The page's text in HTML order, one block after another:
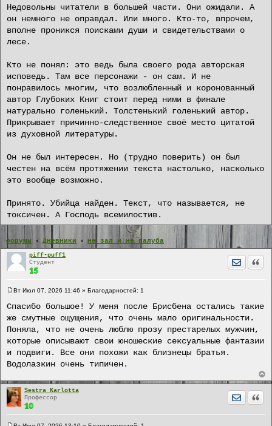
Недовольны читатели в большей части. Они ожидали. А
он немного не оправдал. Или много. Кто-то, впрочем,
вполне проникся поисками души и свидетельствами о
лесе.
Кто не понял: это ведь была своего рода авторская
исповедь. Там все персонажи - он сам. И не
понравилось многим, что возлюбленный и коронованный
автор Глубоких Книг стоит перед ними в финале
натурально голенький. Толстенький голенький автор.
Прикрывает причинно-следственное своё место цитатой
из духовной литературы.
Он не был интересен. Но (трудно поверить) он был
честен на всём протяжении текста настолько, насколько
это вообще возможно.
Принято. Убийца найден. Текст, что называется, не
токсичен. А Господь всемилостив.
Форумы Дневники не зал и не палуба
piff-puff1
Студент
о
б
е
н
Вт Июл 07, 2026 11:46 » Благодарностей: 1
Спасибо большое! У меня после Брисбена остались такие
же смутные ощущения, что очень мало оригинальности.
Поняла, что не очень люблю прозу престарелых мужчин,
которые описывают свои юношеские сексуальные фантазии
и подвиги. Все они похожи как близнецы братья.
Водолазкин очень типичен.
Sestra Karlotta
Профессор